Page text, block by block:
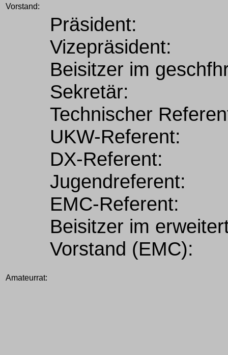
Vorstand:
Präsident:
Vizepräsident:
Beisitzer im
Sekretär:
Technischer
UKW-Referent:
DX-Referent:
Jugendreferent:
EMC-Referent:
Beisitzer im
Vorstand (EMC):
Amateurrat: